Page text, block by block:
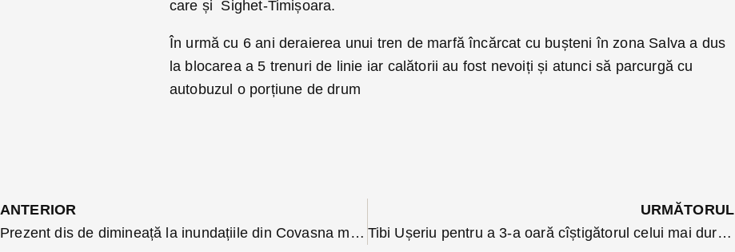
care și Sighet-Timișoara.
În urmă cu 6 ani deraierea unui tren de marfă încărcat cu bușteni în zona Salva a dus
la blocarea a 5 trenuri de linie iar calătorii au fost nevoiți și atunci să parcurgă cu
autobuzul o porțiune de drum
ANTERIOR
Prezent dis de dimineață la inundațiile din Covasna ministrul Deneș a cărat saci pentru a consolida un baraj
URMĂTORUL
Tibi Ușeriu pentru a 3-a oară cîștigătorul celui mai dur ultramaraton din lume. Omul de oțel a făcut în 173 de ore 618 km (video)